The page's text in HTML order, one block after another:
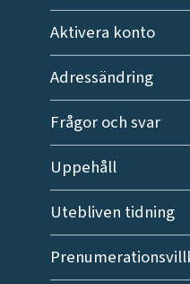
Aktivera konto
Adressändring
Frågor och svar
Uppehåll
Utebliven tidning